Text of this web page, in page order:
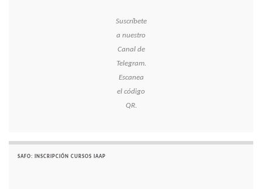
Suscríbete
a nuestro
Canal de
Telegram.
Escanea
el código
QR.
SAFO: INSCRIPCIÓN CURSOS IAAP